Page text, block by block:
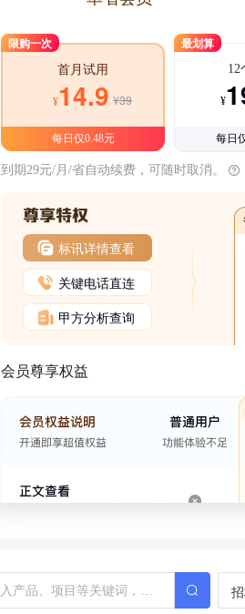
限购一次
首月试用
¥14.9 ¥39
每日仅0.48元
最划算
12
¥
每日
到期29元/月/省自动续费，可随时取消。
标讯详情查看
关键电话直连
甲方分析查询
会员尊享权益